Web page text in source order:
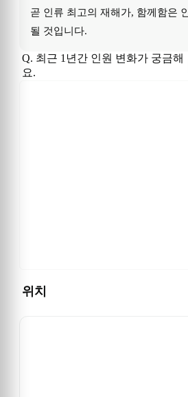
곧 인류 최고의 재해가, 함께함은
될 것입니다.
Q. 최근 1년간 인원 변화가 궁금해
요.
위치